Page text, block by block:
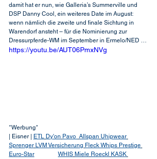
damit hat er nun, wie Galleria’s Summerville und
DSP Danny Cool, ein weiteres Date im August:
wenn nämlich die zweite und finale Sichtung in
Warendorf ansteht – für die Nominierung zur
Dressurpferde-WM im September in Ermelo/NED …
https://youtu.be/AUT06PmxNVg
*Werbung*
| Eisner |
ETL Dy'on Pavo Allspan Uhipwear
Sprenger LVM Versicherung Fleck Whips Prestige
Euro-Star
WHIS Miele Roeckl KASK